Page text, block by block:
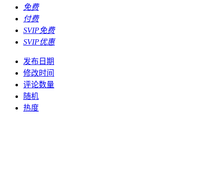
免费
付费
SVIP免费
SVIP优惠
发布日期
修改时间
评论数量
随机
热度